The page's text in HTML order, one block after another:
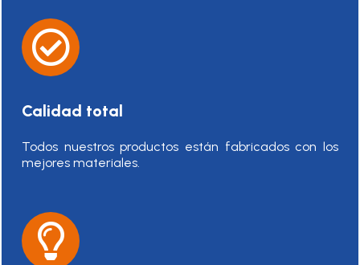
Calidad total
Todos nuestros productos están fabricados con los
mejores materiales.